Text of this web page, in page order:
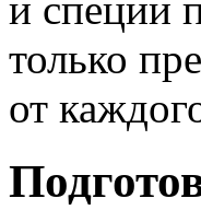
только
от